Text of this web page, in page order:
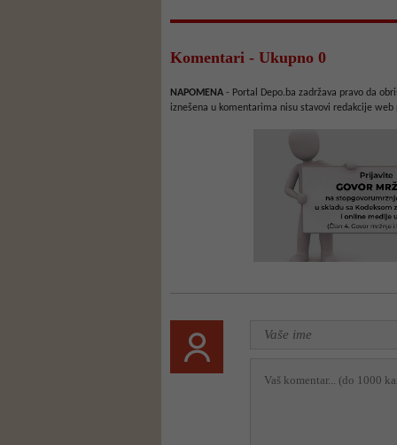
Komentari - Ukupno 0
NAPOMENA - Portal Depo.ba zadržava pravo da
iznešena u komentarima nisu stavovi redakcije web